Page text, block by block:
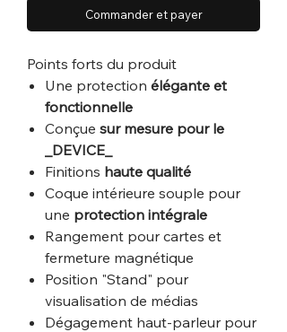
Commander et payer
Points forts du produit
Une protection élégante et
fonctionnelle
Conçue sur mesure pour le
_DEVICE_
Finitions haute qualité
Coque intérieure souple pour
une protection intégrale
Rangement pour cartes et
fermeture magnétique
Position "Stand" pour
visualisation de médias
Dégagement haut-parleur pour